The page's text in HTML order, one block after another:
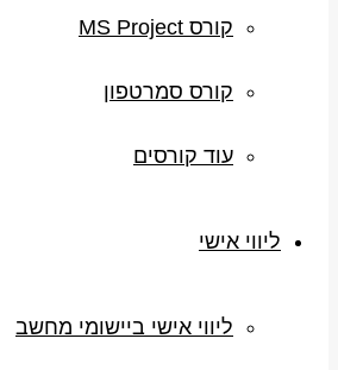
קורס MS Project
קורס סמרטפון
עוד קורסים
ליווי אישי
ליווי אישי ביישומי מחשב